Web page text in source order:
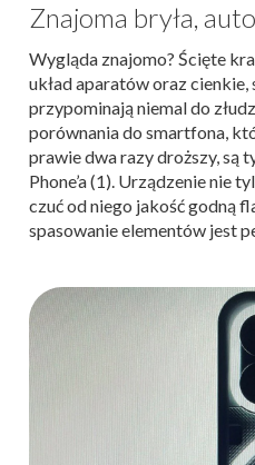
Znajoma bryła,
Wygląda znajomo? Ścięte
układ aparatów oraz
przypominają niemal do
porównania do smartfona,
prawie dwa razy droższy, są
Phone’a (1). Urządzenie nie
czuć od niego jakość godną
spasowanie elementów jest